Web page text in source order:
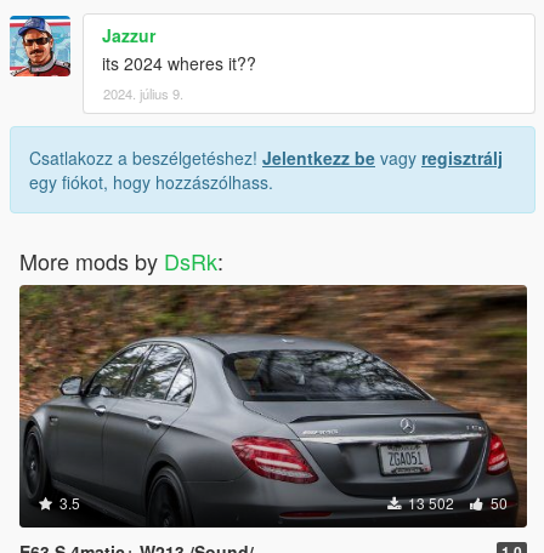
Jazzur
its 2024 wheres it??
2024. július 9.
Csatlakozz a beszélgetéshez! Jelentkezz be vagy regisztrálj
egy fiókot, hogy hozzászólhass.
More mods by DsRk:
3.5 13 502 50